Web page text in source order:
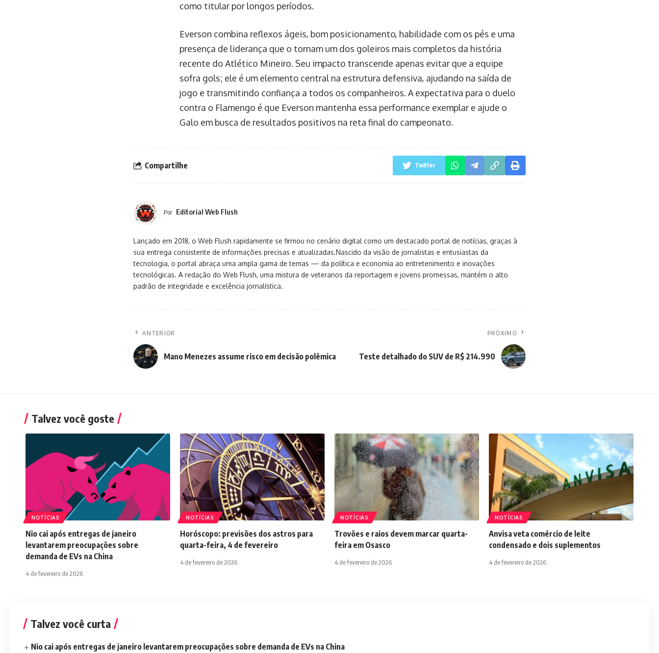
como titular por longos períodos.
Everson combina reflexos ágeis, bom posicionamento, habilidade com os pés e uma
presença de liderança que o tornam um dos goleiros mais completos da história
recente do Atlético Mineiro. Seu impacto transcende apenas evitar que a equipe
sofra gols; ele é um elemento central na estrutura defensiva, ajudando na saída de
jogo e transmitindo confiança a todos os companheiros. A expectativa para o duelo
contra o Flamengo é que Everson mantenha essa performance exemplar e ajude o
Galo em busca de resultados positivos na reta final do campeonato.
Compartilhe Twitter
Por Editorial Web Flush
Lançado em 2018, o Web Flush rapidamente se firmou no cenário digital como um destacado portal de notícias, graças à
sua entrega consistente de informações precisas e atualizadas.Nascido da visão de jornalistas e entusiastas da
tecnologia, o portal abraça uma ampla gama de temas — da política e economia ao entretenimento e inovações
tecnológicas. A redação do Web Flush, uma mistura de veteranos da reportagem e jovens promessas, mantém o alto
padrão de integridade e excelência jornalística.
ANTERIOR
Mano Menezes assume risco em decisão polêmica
PRÓXIMO
Teste detalhado do SUV de R$ 214.990
Talvez você goste
NOTÍCIAS
Nio cai após entregas de janeiro
levantarem preocupações sobre
demanda de EVs na China
4 de fevereiro de 2026
NOTÍCIAS
Horóscopo: previsões dos astros para
quarta-feira, 4 de fevereiro
4 de fevereiro de 2026
NOTÍCIAS
Trovões e raios devem marcar quarta-
feira em Osasco
4 de fevereiro de 2026
NOTÍCIAS
Anvisa veta comércio de leite
condensado e dois suplementos
4 de fevereiro de 2026
Talvez você curta
Nio cai após entregas de janeiro levantarem preocupações sobre demanda de EVs na China